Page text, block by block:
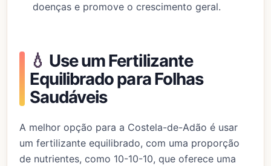
doenças e promove o crescimento geral.
💧 Use um Fertilizante
Equilibrado para Folhas
Saudáveis
A melhor opção para a Costela-de-Adão é usar
um fertilizante equilibrado, com uma proporção
de nutrientes, como 10-10-10, que oferece uma